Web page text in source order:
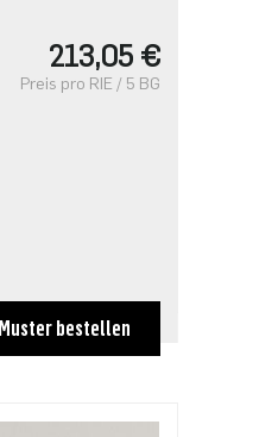
213,05 €
Preis pro RIE / 5 BG
Muster bestellen